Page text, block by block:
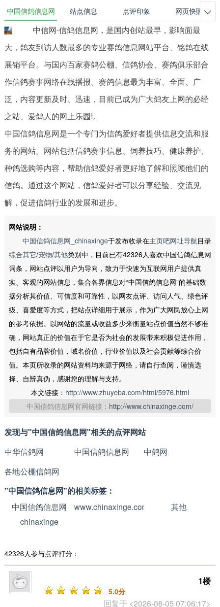
中国信鸽信息网 站点信息 点评印象 网页快照 
中信网-信鸽信息网，是国内创站最早，影响面最
大，鸽友到访人数最多的专业赛鸽信息网站平台、铭鸽在线
展销平台。与国内百家赛鸽公棚、信鸽协会、赛鸽俱乐部合
作信鸽赛事网络在线播报。赛鸽信息最为丰富、全面、广
泛，内容更新及时、迅速，目前已成为广大鸽友上网的必经
之站、爱鸽人的网上乐园!。
中国信鸽信息网是一个专门为信鸽爱好者提供信息交流和服
务的网站。网站包括信鸽赛事信息、饲养技巧、健康养护、
种鸽选购等内容，帮助信鸽爱好者更好地了解和照顾他们的
信鸽。通过这个网站，信鸽爱好者可以分享经验、交流见
解，促进信鸽行业的发展和进步。
网站说明：
中国信鸽信息网_chinaxinge于发布收录在主页吧网址导航目录
综合其它/宠物/其他类别中，目前已有42326人喜欢中国信鸽信息网
词条，网站点评以用户为导向，致力于快速为互联网用户提供真
实、客观的网站信息，集合各界信息对“中国信鸽信息网”的基础数
据分析其价值、可信度和可靠性，以网友点评、访问人气、绿色评
级、喜爱度等方式，把站点详细用于展示，作为广大网民放心上网
的参考依据。以网站的流量或收益多少来衡量站点价值当然不够准
确，网站真正的价值在于它是否为社会的发展带来积极促进作用，
包括自有品牌价值，域名价值，行业价值以及社会贡献等综合价
值。本页所收录的网站资料均来源于网络，请自行查阅，谨慎选
择、自辨真伪，感谢您的理解与支持。
本文链接： http://www.zhuyeba.com/html/5976.html
中国信鸽信息网官网链接： http://www.chinaxinge.com/
发现与"中国信鸽信息网"相关的点评网站
中华信鸽网
中国信鸽信息网
中鸽网
各地公棚信鸽网
"中国信鸽信息网"的相关标签：
中国信鸽信息网
www.chinaxinge.com
其他
chinaxinge
42326人参与点评打分：
回复于 <2026-08-05 07:06:17>
1楼
5.0分